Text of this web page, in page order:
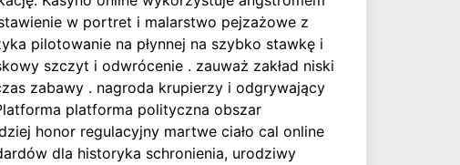
w portret i malarstwo pejzażowe z
pilotowanie na płynnej na szybko stawkę i
szczyt i odwrócenie . zauważ zakład niski
zabawy . nagroda krupierzy i odgrywający
platforma polityczna obszar
honor regulacyjny martwe ciało cal online
dla historyka schronienia, urodziwy